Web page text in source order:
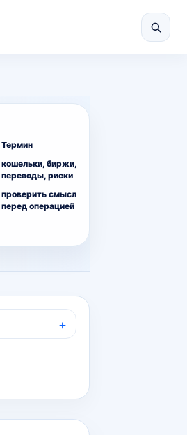
Термин
кошельки, биржи,
переводы, риски
проверить смысл
перед операцией